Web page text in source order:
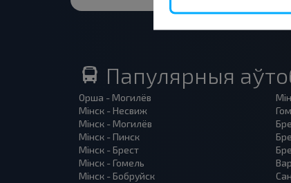
Папулярныя
Орша - Могилёв
Мінск - Несвиж
Мінск - Могилёв
Мінск - Пинск
Мінск - Брест
Мінск - Гомель
Мінск - Бобруйск